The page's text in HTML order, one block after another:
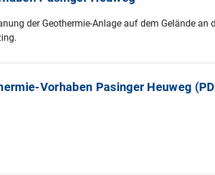
der Geothermie-Anlage auf dem Gelände
Vorhaben Pasinger Heuweg